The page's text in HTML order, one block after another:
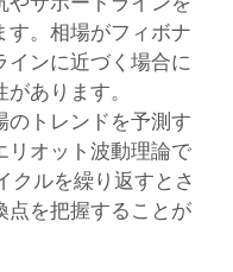
す。相場がフィボナ
インに近づく場合に
あります。
のトレンドを予測す
リオット波動理論で
クルを繰り返すとさ
点を把握することが